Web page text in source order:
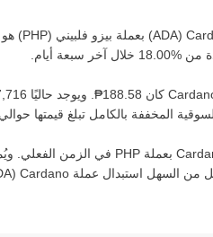
(‏
ADA) بعملة ‏ بيزو فلبيني (‏
PHP) هو ‏
من ‏ خلال آخر سبعة أيام.
كان ‏ . ويوجد حاليًا ‏
المخففة بالكامل تبلغ قيمتها
بعملة ‏ PHP في الزمن الفعلي.
من السهل استبدال عملة Cardano
(‏